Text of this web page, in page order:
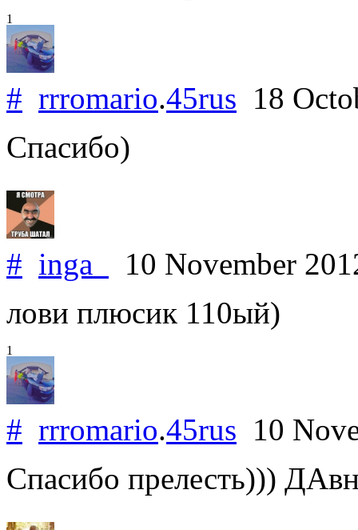
1
# rrromario.45rus 18
Спасибо)
# inga_
10 November
лови плюсик 110ый)
1
# rrromario.45rus 10
Спасибо прелесть)))